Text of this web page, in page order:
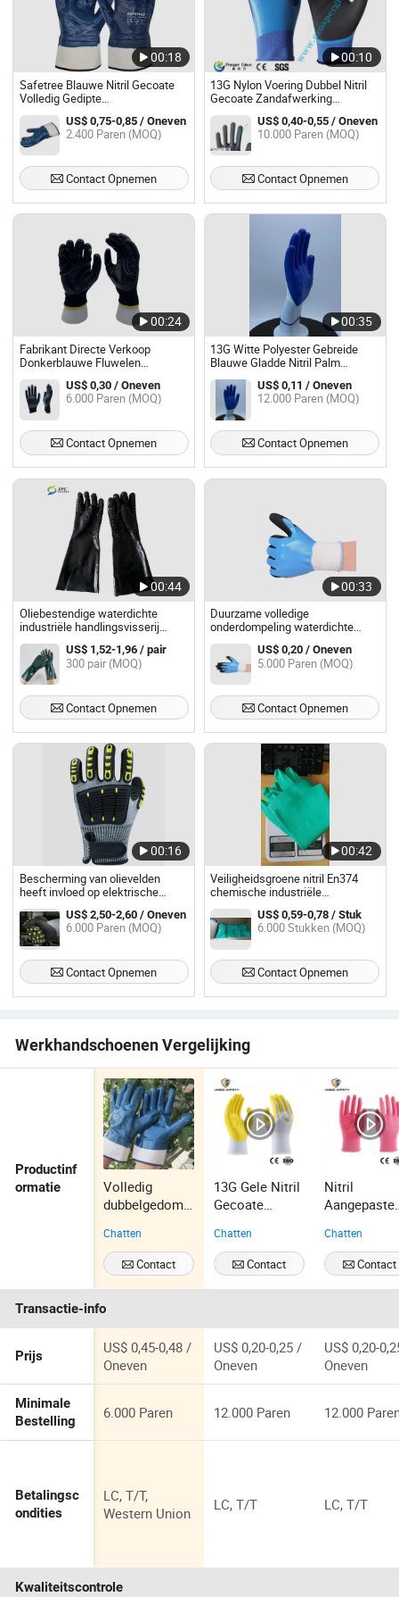
00:18
Safetree Blauwe Nitril Gecoate
Volledig Gedipte
Veiligheidsoverkapping PPE
Veiligheidswerkhandschoenen
US$ 0,75-0,85 / Oneven
2.400 Paren (MOQ)
Contact Opnemen
00:10
13G Nylon Voering Dubbel Nitril
Gecoate Zandafwerking
Werkhandschoen voor
WaterdichtUS$ 0,40-0,55 / Oneven
10.000 Paren (MOQ)
Contact Opnemen
00:24
Fabrikant Directe Verkoop
Donkerblauwe Fluwelen
Geïmpregneerde Nitrilrubberen
Antislip en Oliebestendige
Industriële Beschermende
Werkhandschoenen
US$ 0,30 / Oneven
6.000 Paren (MOQ)
Contact Opnemen
00:35
13G Witte Polyester Gebreide
Blauwe Gladde Nitril Palm
Gecoate Werkhandschoenen
Oliebestendig voor Magazijn
US$ 0,11 / Oneven
12.000 Paren (MOQ)
Contact Opnemen
00:44
Oliebestendige waterdichte
industriële handlingsvisserij
voedselverwerking PVC volledig
gecoate oranje korrel antislip grip
werkhandschoenen
US$ 1,52-1,96 / pair
300 pair (MOQ)
Contact Opnemen
00:33
Duurzame volledige
onderdompeling waterdichte
zwarte voering blauwe gecoate
handbescherming dubbel gedipte
nitril werkhandschoenen
US$ 0,20 / Oneven
5.000 Paren (MOQ)
Contact Opnemen
00:16
Bescherming van olievelden
heeft invloed op elektrische
oliegassen Handmechanische
trillingsbestrijding
Werkhandschoenen
Snijbestendige TPR-
handschoenen
US$ 2,50-2,60 / Oneven
6.000 Paren (MOQ)
Contact Opnemen
00:42
Veiligheidsgroene nitril En374
chemische industriële
veiligheidswerkhandschoen
veiligheidshandschoenen
US$ 0,59-0,78 / Stuk
6.000 Stukken (MOQ)
Contact Opnemen
Werkhandschoenen Vergelijking
Productinf
ormatie
Volledig
dubbelgedomp
nitril olie
industriële
veiligheidswer
khandschoen
Chatten
Contact
Opnemen
13G Gele Nitril
Gecoate
Auto
Assemblage
Handschoen
Nitril
enen
Chatten
Contact
Opnemen
Nitril
Aangepaste
PU Zwarte
Veiligheid
Vrouwen
Groothandel
nen
Chatten
Contact
Opnemen
Transactie-info
Prijs
US$ 0,45-0,48 /
Oneven
US$ 0,20-0,25 /
Oneven
US$ 0,20-
Oneven
Minimale
Bestelling
6.000 Paren 12.000 Paren 12.000
Betalingsc
ondities
LC, T/T,
Western Union
LC, T/T LC, T/T
Kwaliteitscontrole